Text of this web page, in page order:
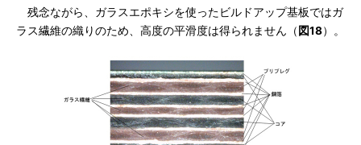
残念ながら、ガラスエポキシを使ったビルドアップ基板ではガ
ラス繊維の織りのため、高度の平滑度は得られません（ 図18）。